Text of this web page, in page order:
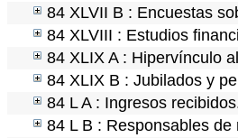
84 XLVII B : Encuestas
84 XLVIII : Estudios
84 XLIX A : Hipervínculo
84 XLIX B : Jubilados y
84 L A : Ingresos
84 L B : Responsables